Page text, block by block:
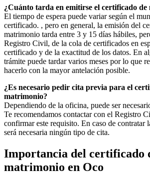
¿Cuánto tarda en emitirse el certificado
El tiempo de espera puede variar según el
certificado. , pero en general, la emisión del
matrimonio tarda entre 3 y 15 días hábiles,
Registro Civil, de la cola de certificados en
certificado y de la exactitud de los datos. En
trámite puede tardar varios meses por lo que
hacerlo con la mayor antelación posible.
¿Es necesario pedir cita previa para el
matrimonio?
Dependiendo de la oficina, puede ser
Te recomendamos contactar con el Registro
confirmar este requisito. En caso de contratar
será necesaria ningún tipo de cita.
Importancia del certificado
matrimonio en Oco